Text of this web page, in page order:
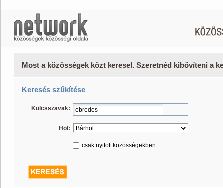
Most a közösségek közt keresel. Szeretnéd kibővíteni a
Keresés szűkítése
Kulcsszavak:
Hol:
csak nyitott közösségekben